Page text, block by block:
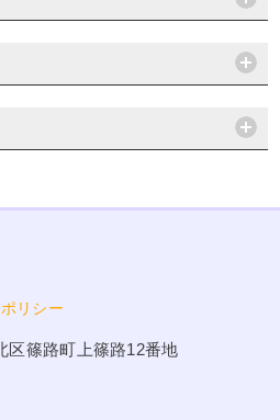
リシー
区篠路町上篠路12番地